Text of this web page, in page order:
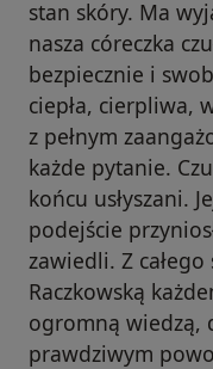
stan skóry. Ma
nasza córeczka
bezpiecznie i
ciepła, cierpliwa,
z pełnym
każde pytanie.
końcu usłyszani.
podejście
zawiedli. Z
Raczkowską
ogromną wiedzą,
prawdziwym